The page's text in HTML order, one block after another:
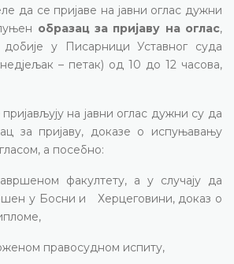
да се пријаве на јавни оглас дужни
образац за пријаву на оглас,
у Писарници Уставног суда
– петак) од 10 до 12 часова,
на јавни оглас дужни су да
за пријаву, доказе о испуњавању
а посебно:
факултету, а у случају да
у Босни и Херцеговини, доказ о
правосудном испиту,